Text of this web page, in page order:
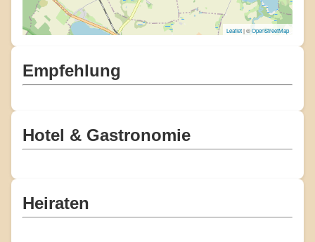
Leaflet| ©OpenStreetMap
Empfehlung
Hotel & Gastronomie
Heiraten